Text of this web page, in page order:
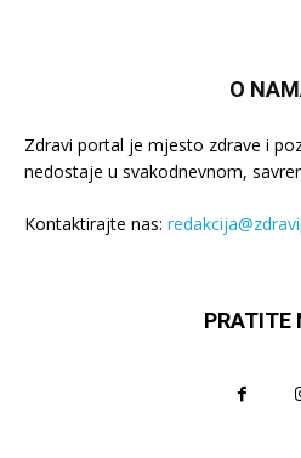
O
Zdravi portal je mjesto zdrave i
nedostaje u svakodnevnom,
Kontaktirajte nas:
PRATITE